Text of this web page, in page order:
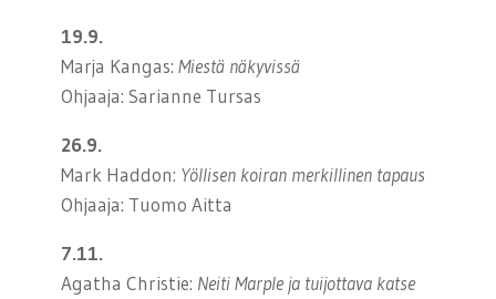
19.9.
Marja Kangas: Miestä näkyvissä
Ohjaaja: Sarianne Tursas
26.9.
Mark Haddon: Yöllisen koiran merkillinen tapaus
Ohjaaja: Tuomo Aitta
7.11.
Agatha Christie: Neiti Marple ja tuijottava katse